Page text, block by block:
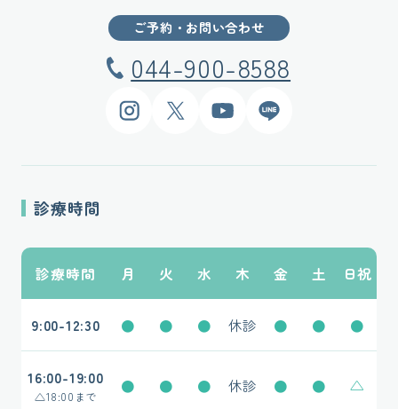
ご予約・お問い合わせ
044-900-8588
InstagramX YouTube LINE
診療時間
診療時間 月 火 水 木 金 土 日祝
9:00-12:30 ● ● ● 休診 ● ● ●
16:00-19:00
△18:00まで
● ● ● 休診 ● ● △